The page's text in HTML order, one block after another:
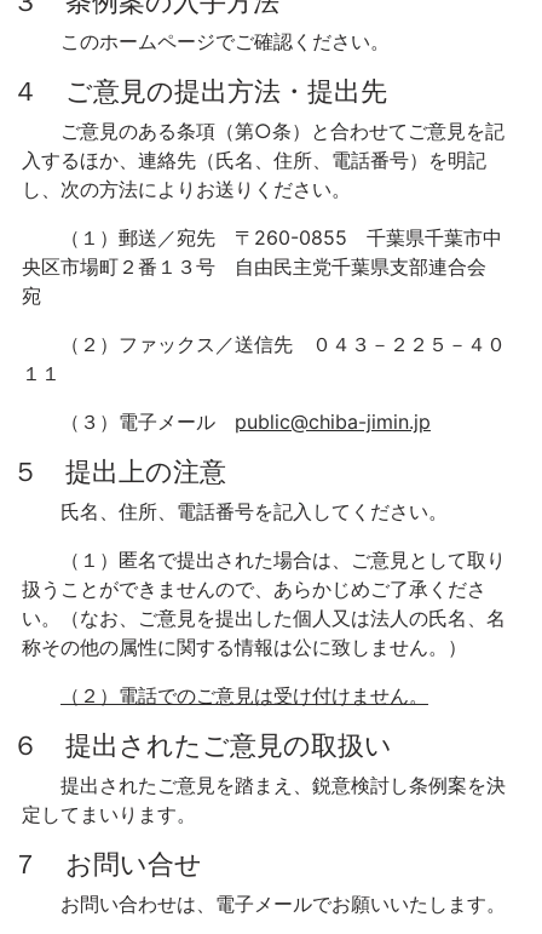
このホームページでご確認ください。
４ ご意見の提出方法・提出先
ご意見のある条項（第○条）と合わせてご意見を記
入するほか、連絡先（氏名、住所、電話番号）を明記
し、次の方法によりお送りください。
（１）郵送／宛先 〒260-0855 千葉県千葉市中
央区市場町２番１３号 自由民主党千葉県支部連合会
宛
（２）ファックス／送信先 ０４３－２２５－４０
１１
（３）電子メール public@chiba-jimin.jp
５ 提出上の注意
氏名、住所、電話番号を記入してください。
（１）匿名で提出された場合は、ご意見として取り
扱うことができませんので、あらかじめご了承くださ
い。（なお、ご意見を提出した個人又は法人の氏名、名
称その他の属性に関する情報は公に致しません。）
（２）電話でのご意見は受け付けません。
６ 提出されたご意見の取扱い
提出されたご意見を踏まえ、鋭意検討し条例案を決
定してまいります。
７ お問い合せ
お問い合わせは、電子メールでお願いいたします。